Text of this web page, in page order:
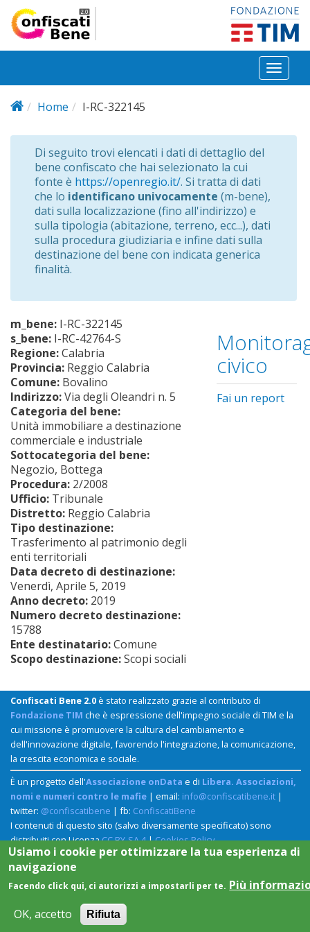
Salta al contenuto principale
Toggle
Home
I-RC-322145
Di seguito trovi elencati i dati di dettaglio del
bene confiscato che hai selezionato la cui
fonte è https://openregio.it/. Si tratta di dati
che lo identificano univocamente (m-bene),
dati sulla localizzazione (fino all'indirizzo) e
sulla tipologia (abitazione, terreno, ecc...), dati
sulla procedura giudiziaria e infine dati sulla
destinazione del bene con indicata generica
finalità.
m_bene: I-RC-322145
s_bene: I-RC-42764-S
Regione:Calabria
Provincia: Reggio Calabria
Comune: Bovalino
Indirizzo:Via degli Oleandri n. 5
Categoria del bene:
Unità immobiliare a destinazione
commerciale e industriale
Sottocategoria del bene:
Negozio, Bottega
Procedura: 2/2008
Ufficio: Tribunale
Distretto: Reggio Calabria
Tipo destinazione:
Trasferimento al patrimonio degli
enti territoriali
Data decreto di destinazione:
Venerdì, Aprile 5, 2019
Anno decreto: 2019
Numero decreto destinazione:
15788
Ente destinatario:Comune
Scopo destinazione:Scopi sociali
civico
Fai un report
Confiscati Bene 2.0è stato realizzato grazie al contributo di
Fondazione TIM che è espressione dell'impegno sociale di TIM e la
cui missione è promuovere la cultura del cambiamento e
dell'innovazione digitale, favorendo l'integrazione, la comunicazione,
la crescita economica e sociale.
È un progetto dell'Associazione onData e di Libera. Associazioni,
nomi e numeri contro le mafie | email: info@confiscatibene.it |
twitter: @confiscatibene | fb: ConfiscatiBene
I contenuti di questo sito (salvo diversamente specificato) sono
distribuiti con LicenzaCC BY-SA 4|Cookies Policy
Usiamo i cookie per ottimizzare la tua esperienza di
navigazione
Facendo click qui, ci autorizzi a impostarli per te. Più
OK, accetto
Rifiuta